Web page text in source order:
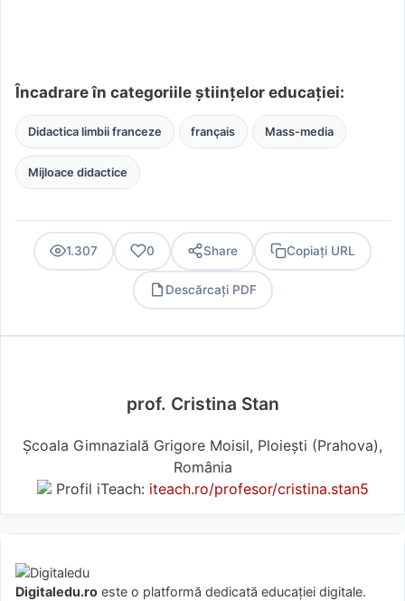
Încadrare în categoriile științelor educației:
Didactica limbii franceze français Mass-media
Mijloace didactice
1.307 0 Share Copiați URL
Descărcați PDF
prof. Cristina Stan
Școala Gimnazială Grigore Moisil, Ploiești (Prahova),
România
Profil iTeach: iteach.ro/profesor/cristina.stan5
Digitaledu.ro este o platformă dedicată educației digitale.